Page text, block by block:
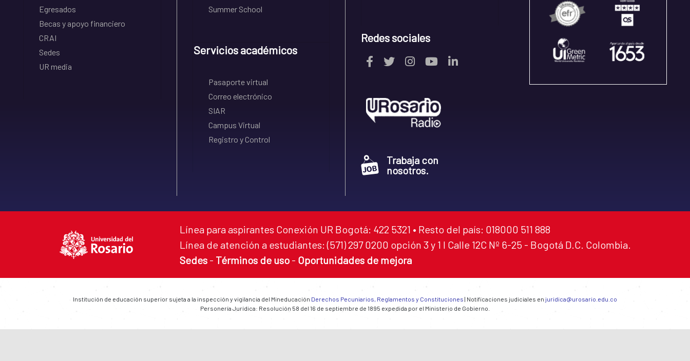
Egresados
Becas y apoyo financiero
CRAI
Sedes
UR media
Summer School
Servicios académicos
Pasaporte virtual
Correo electrónico
SIAR
Campus Virtual
Registro y Control
Redes sociales
Trabaja con
nosotros.
Línea para aspirantes Conexión UR Bogotá: 422 5321 • Resto del país: 018000 511 888
Línea de atención a estudiantes: (571) 297 0200 opción 3 y 1 I Calle 12C Nº 6-25 - Bogotá D.C. Colombia.
Sedes - Términos de uso - Oportunidades de mejora
Institución de educación superior sujeta a la inspección y vigilancia del Mineducación Derechos Pecuniarios, Reglamentos y Constituciones | Notificaciones judiciales en juridica@urosario.edu.co
Personería Jurídica: Resolución 58 del 16 de septiembre de 1895 expedida por el Ministerio de Gobierno.